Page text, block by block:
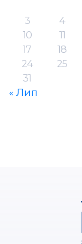
3
4
10
11
17
18
24
25
31
« Лип